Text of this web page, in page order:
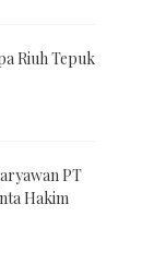
Riuh Tepuk
PT
Hakim